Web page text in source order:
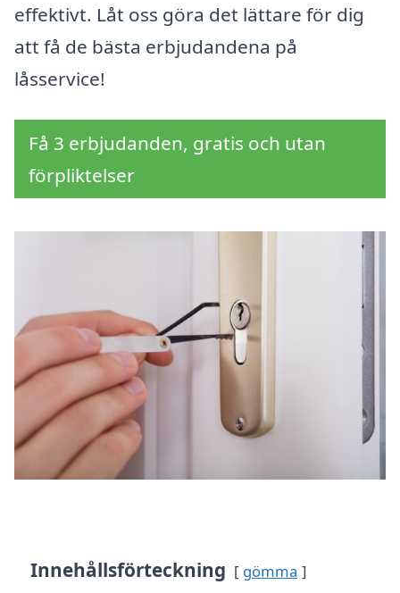
effektivt. Låt oss göra det lättare för dig
att få de bästa erbjudandena på
låsservice!
Få 3 erbjudanden, gratis och utan
förpliktelser
Innehållsförteckning gömma